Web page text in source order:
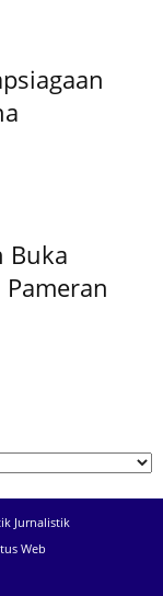
Buka
Jurnalistik
Web